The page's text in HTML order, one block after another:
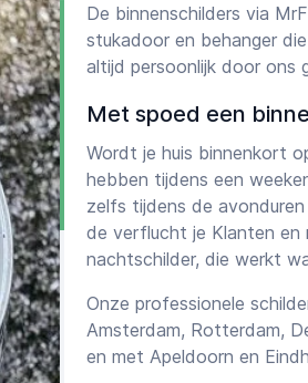
De binnenschilders via
stukadoor en behanger
altijd persoonlijk door ons
Met spoed een
Wordt je huis binnenkort
hebben tijdens een
zelfs tijdens de
de verflucht je Klanten en
nachtschilder, die werkt
Onze professionele
Amsterdam, Rotterdam,
en met Apeldoorn en